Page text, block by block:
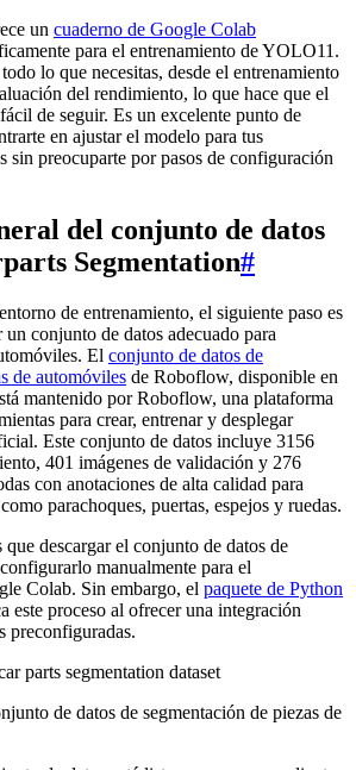
un cuaderno de Google Colab
para el entrenamiento de YOLO11.
lo que necesitas, desde el entrenamiento
del rendimiento, lo que hace que el
de seguir. Es un excelente punto de
en ajustar el modelo para tus
sin preocuparte por pasos de configuración
del conjunto de datos
Segmentation#
de entrenamiento, el siguiente paso es
conjunto de datos adecuado para
El conjunto de datos de
de automóviles de Roboflow, disponible en
mantenido por Roboflow, una plataforma
para crear, entrenar y desplegar
Este conjunto de datos incluye 3156
401 imágenes de validación y 276
con anotaciones de alta calidad para
parachoques, puertas, espejos y ruedas.
descargar el conjunto de datos de
manualmente para el
Colab. Sin embargo, el paquete de Python
este proceso al ofrecer una integración
preconfiguradas.
de datos de segmentación de piezas de